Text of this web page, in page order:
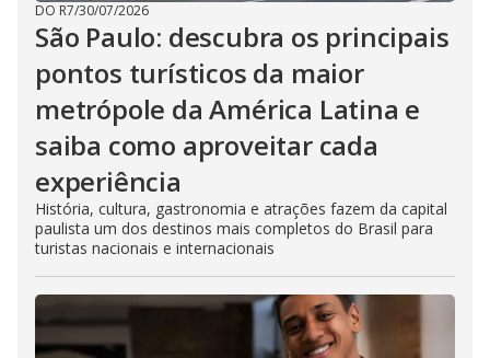
DO R7/30/07/2026
São Paulo: descubra os principais
pontos turísticos da maior
metrópole da América Latina e
saiba como aproveitar cada
experiência
História, cultura, gastronomia e atrações fazem da capital
paulista um dos destinos mais completos do Brasil para
turistas nacionais e internacionais